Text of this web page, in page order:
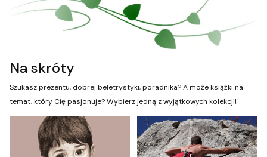
Na skróty
Szukasz prezentu, dobrej beletrystyki, poradnika? A może książki na
temat, który Cię pasjonuje? Wybierz jedną z wyjątkowych kolekcji!